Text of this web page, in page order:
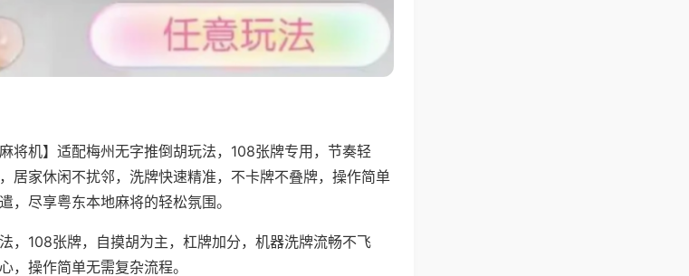
将机】适配梅州无字推倒胡玩法，108张牌专用，节奏轻
居家休闲不扰邻，洗牌快速精准，不卡牌不叠牌，操作简单
，尽享粤东本地麻将的轻松氛围。
，108张牌，自摸胡为主，杠牌加分，机器洗牌流畅不飞
，操作简单无需复杂流程。